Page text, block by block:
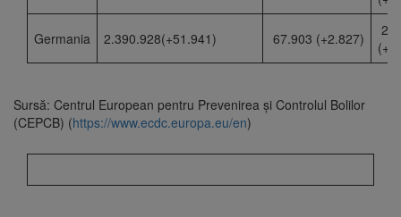
Germania 2.390.928(+51.941) 67.903 (+2.827)
Sursă: Centrul European pentru Prevenirea și Controlul Bolilor
(CEPCB) (https://www.ecdc.europa.eu/en)